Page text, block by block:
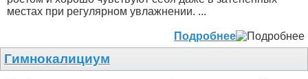
местах при регулярном увлажнении. ...
Подробнее
Гимнокалициум